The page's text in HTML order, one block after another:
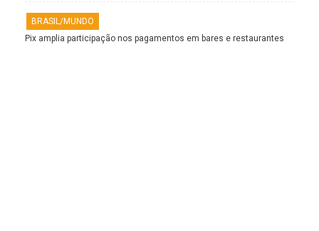
BRASIL/MUNDO
Pix amplia participação nos pagamentos em bares e restaurantes